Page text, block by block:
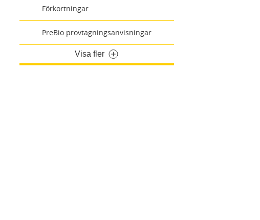
Förkortningar
PreBio provtagningsanvisningar
Visa fler